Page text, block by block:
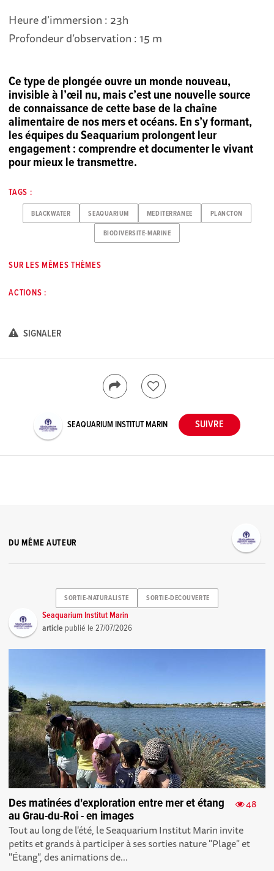
Heure d’immersion : 23h
Profondeur d’observation : 15 m
Ce type de plongée ouvre un monde nouveau,
invisible à l’œil nu, mais c’est une nouvelle source
de connaissance de cette base de la chaîne
alimentaire de nos mers et océans. En s’y formant,
les équipes du Seaquarium prolongent leur
engagement : comprendre et documenter le vivant
pour mieux le transmettre.
TAGS :
BLACKWATER SEAQUARIUM MEDITERRANEE PLANCTON
BIODIVERSITE-MARINE
SUR LES MÊMES THÈMES
ACTIONS :
SIGNALER
SEAQUARIUM INSTITUT MARIN
DU MÊME AUTEUR
SORTIE-NATURALISTE SORTIE-DECOUVERTE
Seaquarium Institut Marin
article publié le27/07/2026
48
Des matinées d'exploration entre mer et étang
au Grau-du-Roi - en images
Tout au long de l'été, le Seaquarium Institut Marin invite
petits et grands à participer à ses sorties nature "Plage" et
"Étang", des animations de...